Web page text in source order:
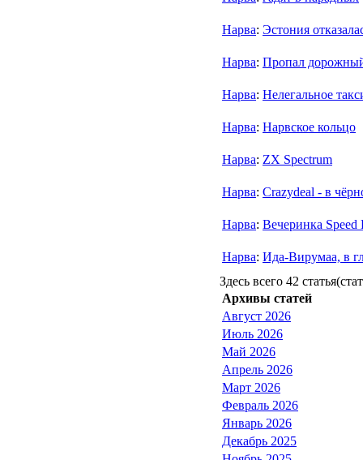
Нарва: Эстония
Нарва: Пропал
Нарва: Нелегальное
Нарва: Нарвское кольцо
Нарва: ZX Spectrum
Нарва: Crazydeal - в
Нарва: Вечеринка Speed
Нарва: Ида-Вирумаа, в
Здесь всего 42
Архивы статей
Август 2026
Июль 2026
Май 2026
Апрель 2026
Март 2026
Февраль 2026
Январь 2026
Декабрь 2025